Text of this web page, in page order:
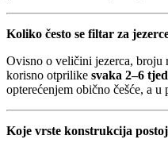
Koliko često se filtar za
Ovisno o veličini jezerca, broju
korisno otprilike svaka 2–6
opterećenjem obično češće, a u
Koje vrste konstrukcija